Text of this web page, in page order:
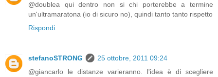
@doublea qui dentro non si chi porterebbe a termine
un'ultramaratona (io di sicuro no), quindi tanto tanto rispetto
Rispondi
stefanoSTRONG
25 ottobre, 2011 09:24
@giancarlo le distanze varieranno. l'idea è di scegliere